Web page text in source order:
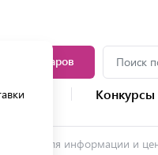
товаров
услуг Конкурсы
Рамки для информации и